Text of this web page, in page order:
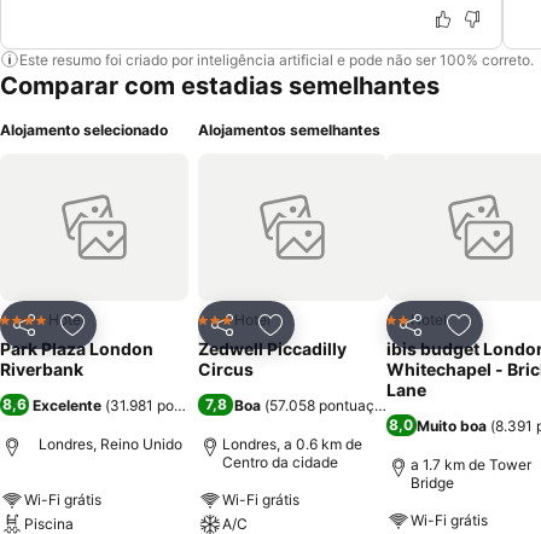
Este resumo foi criado por inteligência artificial e pode não ser 100% correto.
Comparar com estadias semelhantes
Alojamento selecionado
PartilharAdicionar aos favoritos
4 EstrelasHotel
Park Plaza London
Riverbank
8,6 Excelente (31.981 pontuações)
Londres, Reino Unido
Wi-Fi grátis
Piscina
Alojamentos semelhantes
PartilharAdicionar aos favoritos
3 Estrelas
Hotel
Zedwell Piccadilly
Circus
7,8 Boa (57.058 pontuações
Londres, a 0.6 km de
Centro da cidade
Wi-Fi grátis
A/C
Partilhar
2 Estrelas
Hotel
ibis budget
Whitechapel -
Lane
8,0 Muito boa (8.391
a 1.7 km de Tower
Bridge
Wi-Fi grátis